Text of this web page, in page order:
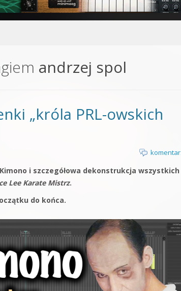
andrzej spol
„króla PRL-owskich
i szczegółowa dekonstrukcja wszystkich
Lee Karate Mistrz.
do końca.